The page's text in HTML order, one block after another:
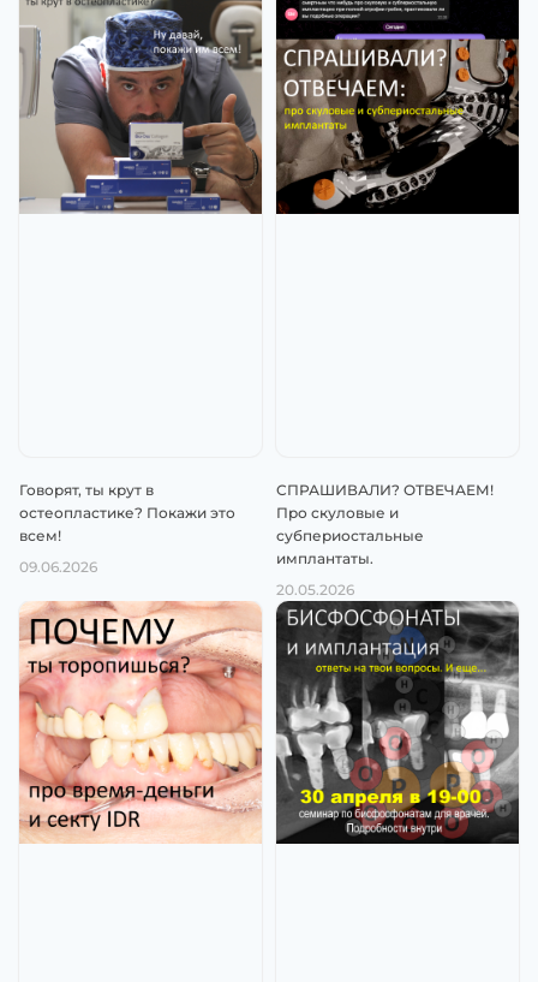
Говорят, ты крут в
остеопластике? Покажи это
всем!
09.06.2026
СПРАШИВАЛИ? ОТВЕЧАЕМ!
Про скуловые и
субпериостальные
имплантаты.
20.05.2026